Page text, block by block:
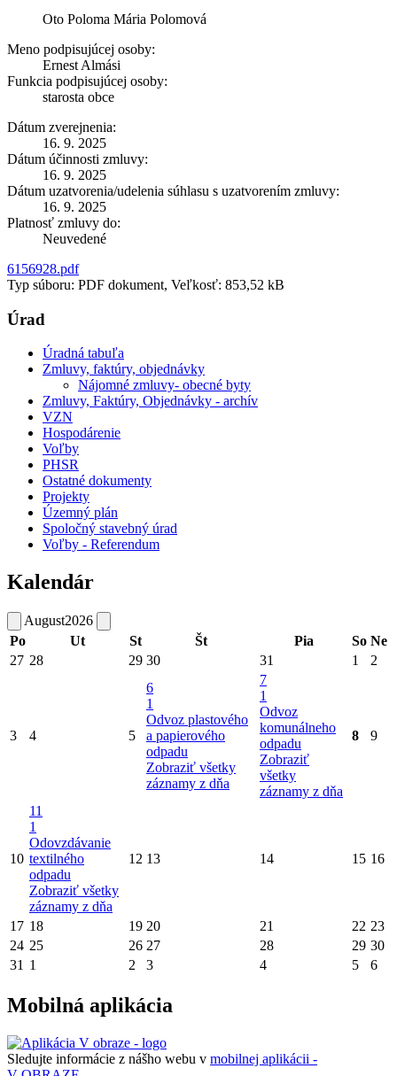
Oto Poloma Mária Polomová
Meno podpisujúcej osoby:
Ernest Almási
Funkcia podpisujúcej osoby:
starosta obce
Dátum zverejnenia:
16. 9. 2025
Dátum účinnosti zmluvy:
16. 9. 2025
Dátum uzatvorenia/udelenia súhlasu s uzatvorením zmluvy:
16. 9. 2025
Platnosť zmluvy do:
Neuvedené
6156928.pdf
Typ súboru: PDF dokument, Veľkosť: 853,52 kB
Úrad
Úradná tabuľa
Zmluvy, faktúry, objednávky
Nájomné zmluvy- obecné byty
Zmluvy, Faktúry, Objednávky - archív
VZN
Hospodárenie
Voľby
PHSR
Ostatné dokumenty
Projekty
Územný plán
Spoločný stavebný úrad
Voľby - Referendum
Kalendár
August2026
Po
Ut St Št Pia So Ne
27 28 29 30 31 1 2
3 4 5
6
1
Odvoz plastového
a papierového
odpadu
Zobraziť všetky
záznamy z dňa
7
1
Odvoz
komunálneho
odpadu
Zobraziť
všetky
záznamy z dňa
8 9
10
11
1
Odovzdávanie
textilného
odpadu
Zobraziť všetky
záznamy z dňa
12 13 14 15 16
17 18 19 20 21 22 23
24 25 26 27 28 29 30
31 1 2 3 4 5 6
Mobilná aplikácia
Sledujte informácie z nášho webu v mobilnej aplikácii -